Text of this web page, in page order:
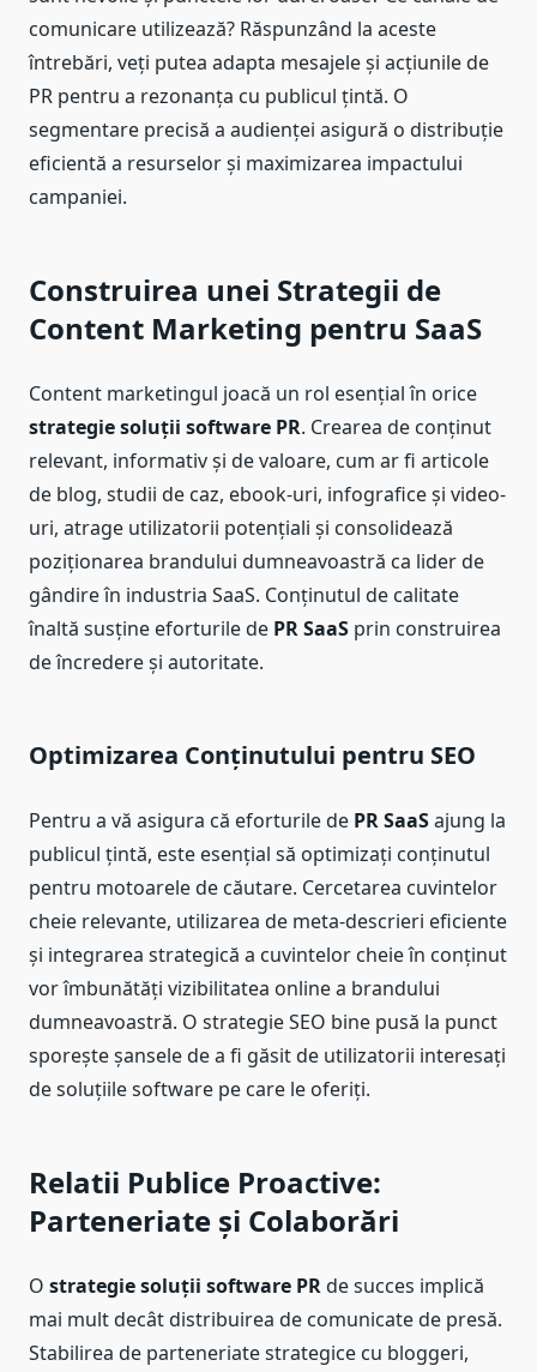
comunicare utilizează? Răspunzând la aceste
întrebări, veți putea adapta mesajele și acțiunile de
PR pentru a rezonanța cu publicul țintă. O
segmentare precisă a audienței asigură o distribuție
eficientă a resurselor și maximizarea impactului
campaniei.
Construirea unei Strategii de
Content Marketing pentru SaaS
Content marketingul joacă un rol esențial în orice
strategie soluții software PR. Crearea de conținut
relevant, informativ și de valoare, cum ar fi articole
de blog, studii de caz, ebook-uri, infografice și video-
uri, atrage utilizatorii potențiali și consolidează
poziționarea brandului dumneavoastră ca lider de
gândire în industria SaaS. Conținutul de calitate
înaltă susține eforturile de PR SaaS prin construirea
de încredere și autoritate.
Optimizarea Conținutului pentru SEO
Pentru a vă asigura că eforturile de PR SaaSajung la
publicul țintă, este esențial să optimizați conținutul
pentru motoarele de căutare. Cercetarea cuvintelor
cheie relevante, utilizarea de meta-descrieri eficiente
și integrarea strategică a cuvintelor cheie în conținut
vor îmbunătăți vizibilitatea online a brandului
dumneavoastră. O strategie SEO bine pusă la punct
sporește șansele de a fi găsit de utilizatorii interesați
de soluțiile software pe care le oferiți.
Relatii Publice Proactive:
Parteneriate și Colaborări
O strategie soluții software PRde succes implică
mai mult decât distribuirea de comunicate de presă.
Stabilirea de parteneriate strategice cu bloggeri,